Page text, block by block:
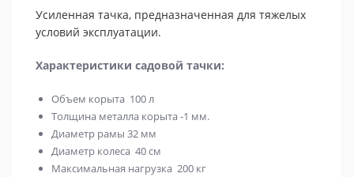
Усиленная тачка, предназначенная для тяжелых
условий эксплуатации.
Характеристики садовой тачки:
Объем корыта 100 л
Толщина металла корыта -1 мм.
Диаметр рамы 32 мм
Диаметр колеса 40 см
Максимальная нагрузка 200 кг